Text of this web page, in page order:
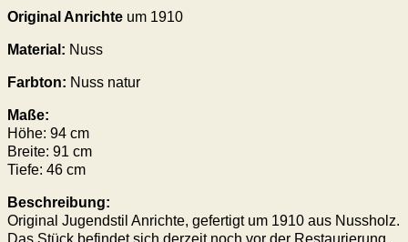
Original Anrichte um 1910
Material: Nuss
Farbton: Nuss natur
Maße:
Höhe: 94 cm
Breite: 91 cm
Tiefe: 46 cm
Beschreibung:
Original Jugendstil Anrichte, gefertigt um 1910 aus Nussholz.
Das Stück befindet sich derzeit noch vor der Restaurierung.